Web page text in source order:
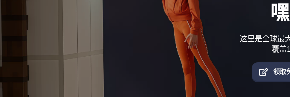
这里是全球最
覆盖
领取